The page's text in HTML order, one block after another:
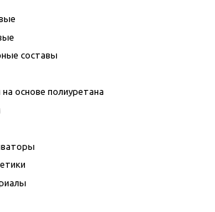
составы
основе полиуретана